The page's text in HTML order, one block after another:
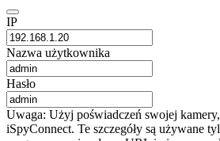
IP
Nazwa użytkownika
Hasło
Uwaga: Użyj poświadczeń swojej
iSpyConnect. Te szczegóły są używane